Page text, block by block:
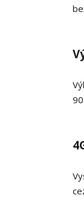
90.